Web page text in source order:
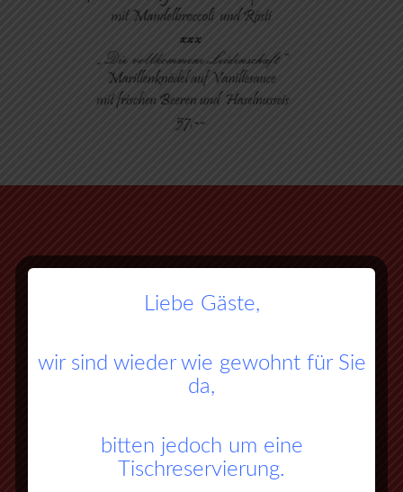
Liebe Gäste,
wir sind wieder wie gewohnt für Sie
da,
bitten jedoch um eine
Tischreservierung.